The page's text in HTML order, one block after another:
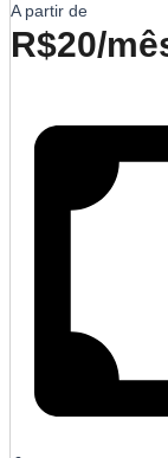
A partir de
R$20/